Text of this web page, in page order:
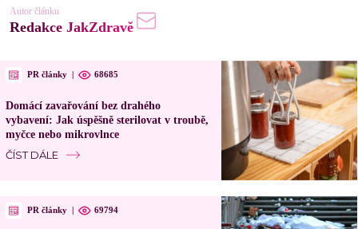
Autor článku
Redakce JakZdravě
PR články | 68685
Domácí zavařování bez drahého
vybavení: Jak úspěšně sterilovat v troubě,
myčce nebo mikrovlnce
ČÍST DÁLE
PR články | 69794